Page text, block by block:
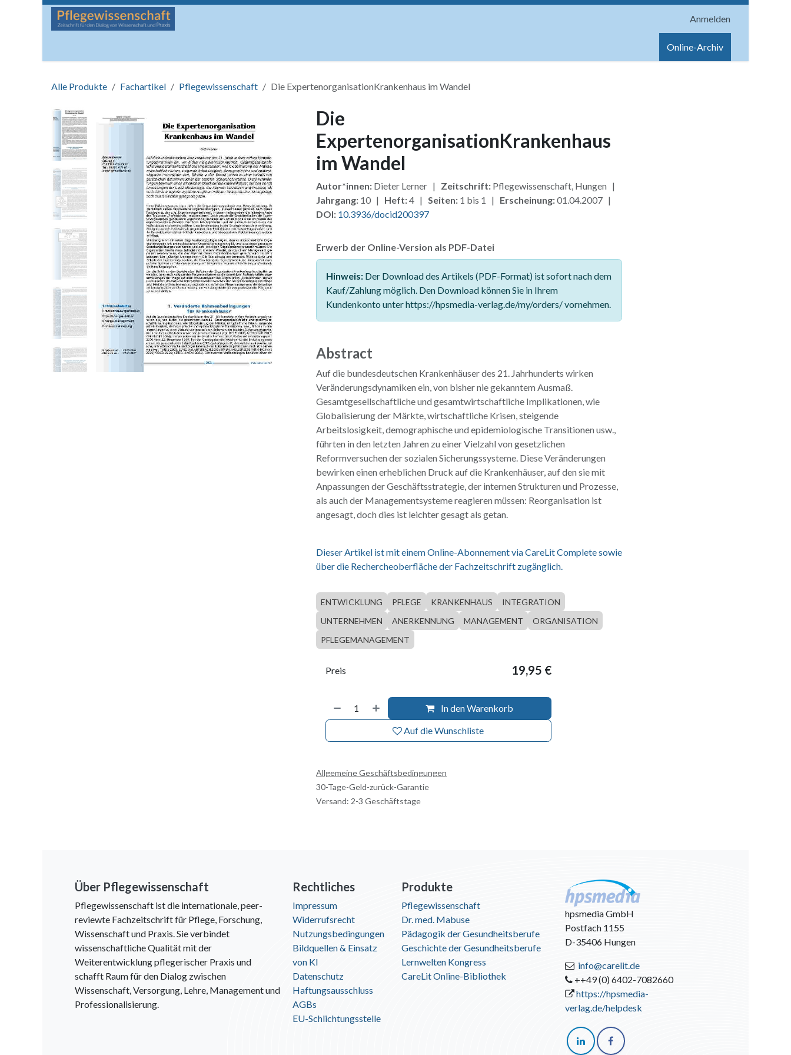
Zum Inhalt springen
Anmelden
Online-Archiv
Alle Produkte Fachartikel Pflegewissenschaft Die ExpertenorganisationKrankenhaus im Wandel
Die
ExpertenorganisationKrankenhaus
im Wandel
Autor*innen:Dieter Lerner | Zeitschrift:Pflegewissenschaft, Hungen |
Jahrgang:10 | Heft:4 | Seiten:1 bis 1 | Erscheinung:01.04.2007 |
DOI: 10.3936/docid200397
Erwerb der Online-Version als PDF-Datei
Hinweis:Der Download des Artikels (PDF-Format) ist sofort nach dem
Kauf/Zahlung möglich. Den Download können Sie in Ihrem
Kundenkonto unter https://hpsmedia-verlag.de/my/orders/ vornehmen.
Abstract
Auf die bundesdeutschen Krankenhäuser des 21. Jahrhunderts wirken
Veränderungsdynamiken ein, von bisher nie gekanntem Ausmaß.
Gesamtgesellschaftliche und gesamtwirtschaftliche Implikationen, wie
Globalisierung der Märkte, wirtschaftliche Krisen, steigende
Arbeitslosigkeit, demographische und epidemiologische Transitionen usw.,
führten in den letzten Jahren zu einer Vielzahl von gesetzlichen
Reformversuchen der sozialen Sicherungssysteme. Diese Veränderungen
bewirken einen erheblichen Druck auf die Krankenhäuser, auf den sie mit
Anpassungen der Geschäftsstrategie, der internen Strukturen und Prozesse,
als auch der Managementsysteme reagieren müssen: Reorganisation ist
angesagt, doch dies ist leichter gesagt als getan.
Dieser Artikel ist mit einem Online-Abonnement via CareLit Complete sowie
über die Rechercheoberfläche der Fachzeitschrift zugänglich.
ENTWICKLUNG PFLEGE KRANKENHAUS
INTEGRATION
UNTERNEHMEN
ANERKENNUNG MANAGEMENT
ORGANISATION
PFLEGEMANAGEMENT
In den Warenkorb
Auf die Wunschliste
Preis 19,95 €
Allgemeine Geschäftsbedingungen
30-Tage-Geld-zurück-Garantie
Versand: 2-3 Geschäftstage
Über Pflegewissenschaft
Pflegewissenschaft ist die internationale, peer-
reviewte Fachzeitschrift für Pflege, Forschung,
Wissenschaft und Praxis. Sie verbindet
wissenschaftliche Qualität mit der
Weiterentwicklung pflegerischer Praxis und
schafft Raum für den Dialog zwischen
Wissenschaft, Versorgung, Lehre, Management und
Professionalisierung.
Rechtliches
Impressum
Widerrufsrecht
Nutzungsbedingungen
Bildquellen & Einsatz
von KI
Datenschutz
Haftungsausschluss
AGBs
EU-Schlichtungsstelle
Produkte
Pflegewissenschaft
Dr. med. Mabuse
Pädagogik der Gesundheitsberufe
Geschichte der Gesundheitsberufe
Lernwelten Kongress
CareLit Online-Bibliothek
hpsmedia GmbH
Postfach 1155
D-35406 Hungen
info@carelit.de
++49 (0) 6402-7082660
https://hpsmedia-
verlag.de/helpdesk